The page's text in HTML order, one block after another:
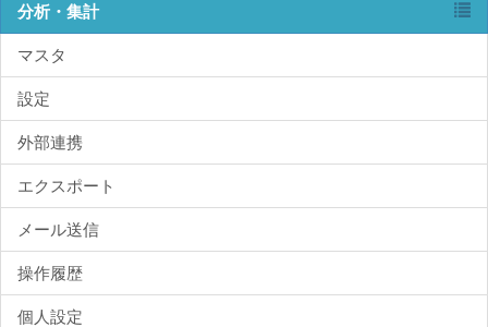
分析・集計
マスタ
設定
外部連携
エクスポート
メール送信
操作履歴
個人設定